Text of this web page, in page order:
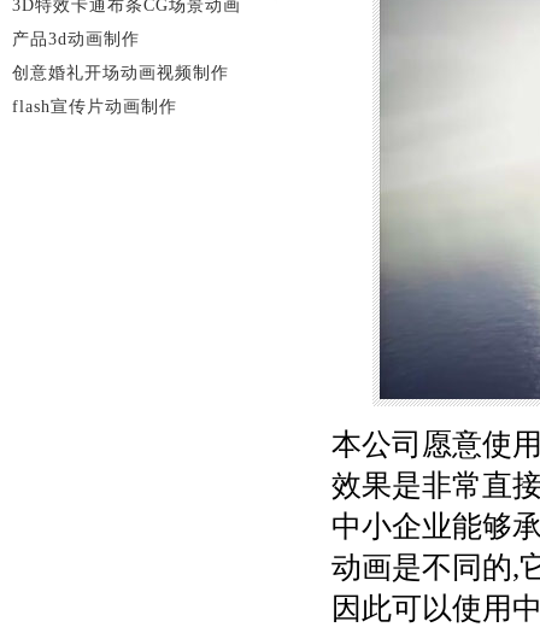
本公司愿意使
效果是非常直
中小企业能够
动画是不同的,
因此可以使用
3D特效卡通布条CG场景动画
产品3d动画制作
创意婚礼开场动画视频制作
flash宣传片动画制作